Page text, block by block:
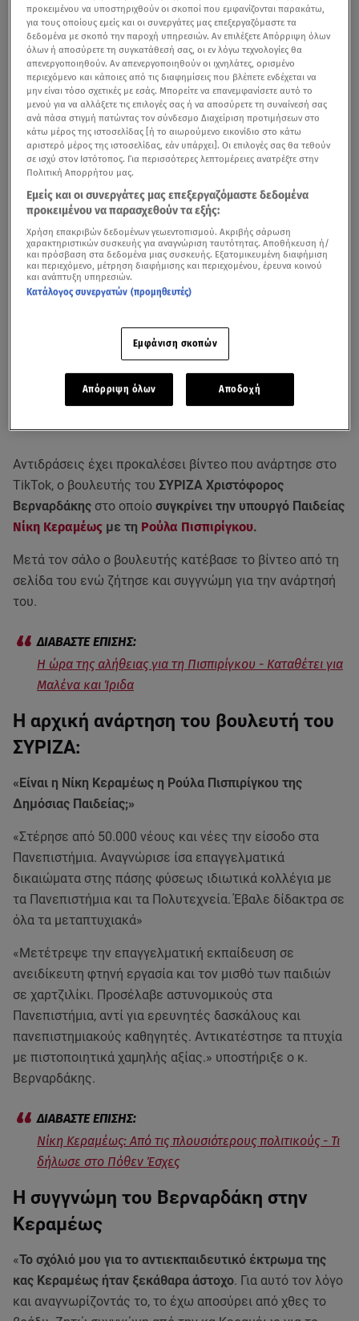
Αντιδράσεις έχει προκαλέσει βίντεο που ανάρτησε στο
TikTok, ο βουλευτής του ΣΥΡΙΖΑ Χριστόφορος
Βερναρδάκης στο οποίο συγκρίνει την υπουργό Παιδείας
Νίκη Κεραμέως με τη Ρούλα Πισπιρίγκου.
Μετά τον σάλο ο βουλευτής κατέβασε το βίντεο από τη
σελίδα του ενώ ζήτησε και συγγνώμη για την ανάρτησή
του.
Η ώρα της αλήθειας για τη Πισπιρίγκου - Καταθέτει για
Μαλένα και Ίριδα
Η αρχική ανάρτηση του βουλευτή του
ΣΥΡΙΖΑ:
«Είναι η Νίκη Κεραμέως η Ρούλα Πισπιρίγκου της
Δημόσιας Παιδείας;»
«Στέρησε από 50.000 νέους και νέες την είσοδο στα
Πανεπιστήμια. Αναγνώρισε ίσα επαγγελματικά
δικαιώματα στης πάσης φύσεως ιδιωτικά κολλέγια με
τα Πανεπιστήμια και τα Πολυτεχνεία. Έβαλε δίδακτρα σε
όλα τα μεταπτυχιακά»
«Μετέτρεψε την επαγγελματική εκπαίδευση σε
ανειδίκευτη φτηνή εργασία και τον μισθό των παιδιών
σε χαρτζιλίκι. Προσέλαβε αστυνομικούς στα
Πανεπιστήμια, αντί για ερευνητές δασκάλους και
πανεπιστημιακούς καθηγητές. Αντικατέστησε τα πτυχία
με πιστοποιητικά χαμηλής αξίας.» υποστήριξε ο κ.
Βερναρδάκης.
Νίκη Κεραμέως: Από τις πλουσιότερους πολιτικούς - Τι
δήλωσε στο Πόθεν Έσχες
Η συγγνώμη του Βερναρδάκη στην
Κεραμέως
«Το σχόλιό μου για το αντιεκπαιδευτικό έκτρωμα της
κας Κεραμέως ήταν ξεκάθαρα άστοχο. Για αυτό τον λόγο
και αναγνωρίζοντάς το, το έχω αποσύρει από χθες το
προκειμένου να υποστηριχθούν οι σκοποί που εμφανίζονται παρακάτω,
για τους οποίους εμείς και οι συνεργάτες μας επεξεργαζόμαστε τα
δεδομένα με σκοπό την παροχή υπηρεσιών. Αν επιλέξετε Απόρριψη όλων
όλων ή αποσύρετε τη συγκατάθεσή σας, οι εν λόγω τεχνολογίες θα
απενεργοποιηθούν. Αν απενεργοποιηθούν οι ιχνηλάτες, ορισμένο
περιεχόμενο και κάποιες από τις διαφημίσεις που βλέπετε ενδέχεται να
μην είναι τόσο σχετικές με εσάς. Μπορείτε να επανεμφανίσετε αυτό το
μενού για να αλλάξετε τις επιλογές σας ή να αποσύρετε τη συναίνεσή σας
ανά πάσα στιγμή πατώντας τον σύνδεσμο Διαχείριση προτιμήσεων στο
κάτω μέρος της ιστοσελίδας [ή το αιωρούμενο εικονίδιο στο κάτω
αριστερό μέρος της ιστοσελίδας, εάν υπάρχει]. Οι επιλογές σας θα τεθούν
σε ισχύ στον Ιστότοπος. Για περισσότερες λεπτομέρειες ανατρέξτε στην
Πολιτική Απορρήτου μας.
Εμείς και οι συνεργάτες μας επεξεργαζόμαστε δεδομένα
προκειμένου να παρασχεθούν τα εξής:
Χρήση επακριβών δεδομένων γεωεντοπισμού. Ακριβής σάρωση
χαρακτηριστικών συσκευής για αναγνώριση ταυτότητας. Αποθήκευση ή/
και πρόσβαση στα δεδομένα μιας συσκευής. Εξατομικευμένη διαφήμιση
και περιεχόμενο, μέτρηση διαφήμισης και περιεχομένου, έρευνα κοινού
και ανάπτυξη υπηρεσιών.
Κατάλογος συνεργατών (προμηθευτές)
Εμφάνιση σκοπών
Απόρριψη όλων Αποδοχή